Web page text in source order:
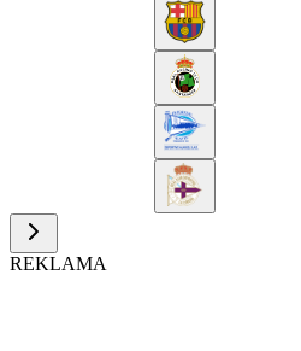
REKLAMA